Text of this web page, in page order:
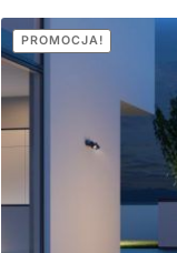
PROMOCJA!